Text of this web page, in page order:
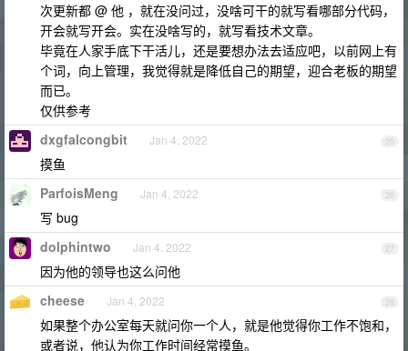
次更新都 @ 他 ，就在没问过，没啥可干的就写看哪部分代码，
开会就写开会。实在没啥写的，就写看技术文章。
毕竟在人家手底下干活儿，还是要想办法去适应吧，以前网上有
个词，向上管理，我觉得就是降低自己的期望，迎合老板的期望
而已。
仅供参考
25
dxgfalcongbit Jan 4, 2022
摸鱼
26
ParfoisMeng Jan 4, 2022
写 bug
27
dolphintwo Jan 4, 2022
因为他的领导也这么问他
28
cheese Jan 4, 2022
如果整个办公室每天就问你一个人，就是他觉得你工作不饱和，
或者说，他认为你工作时间经常摸鱼。